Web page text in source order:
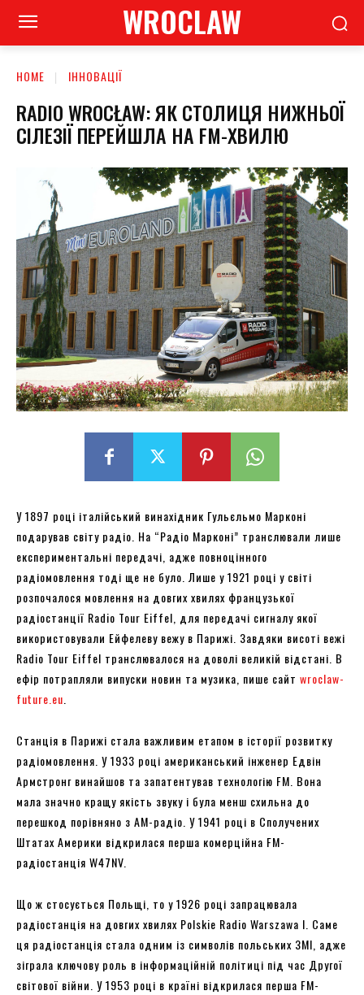
WROCLAW
HOME ІННОВАЦІЇ
RADIO WROCŁAW: ЯК СТОЛИЦЯ НИЖНЬОЇ
СІЛЕЗІЇ ПЕРЕЙШЛА НА FM-ХВИЛЮ
У 1897 році італійський винахідник Гульєльмо Марконі
подарував світу радіо. На “Радіо Марконі” транслювали лише
експериментальні передачі, адже повноцінного
радіомовлення тоді ще не було. Лише у 1921 році у світі
розпочалося мовлення на довгих хвилях французької
радіостанції Radio Tour Eiffel, для передачі сигналу якої
використовували Ейфелеву вежу в Парижі. Завдяки висоті вежі
Radio Tour Eiffel транслювалося на доволі великій відстані. В
ефір потрапляли випуски новин та музика, пише сайт wroclaw-
future.eu
Станція в Парижі стала важливим етапом в історії розвитку
радіомовлення. У 1933 році американський інженер Едвін
Армстронг винайшов та запатентував технологію FM. Вона
мала значно кращу якість звуку і була менш схильна до
перешкод порівняно з AM-радіо. У 1941 році в Сполучених
Штатах Америки відкрилася перша комерційна FM-
радіостанція W47NV.
Що ж стосується Польщі, то у 1926 році запрацювала
радіостанція на довгих хвилях Polskie Radio Warszawa I. Саме
ця радіостанція стала одним із символів польських ЗМІ, адже
зіграла ключову роль в інформаційній політиці під час Другої
світової війни. У 1953 році в країні відкрилася перша FM-